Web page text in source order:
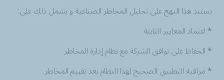
يستند هذا النهج على تحليل المخاطر الصناعية و يشمل ذلك على:
* اعتماد المعايير الثابتة
* الحفاظ على توافق الشركة مع نظام إدارة المخاطر
* مراقبة التطبيق الصحيح لهذا النظام بعد تقييم المخاطر.